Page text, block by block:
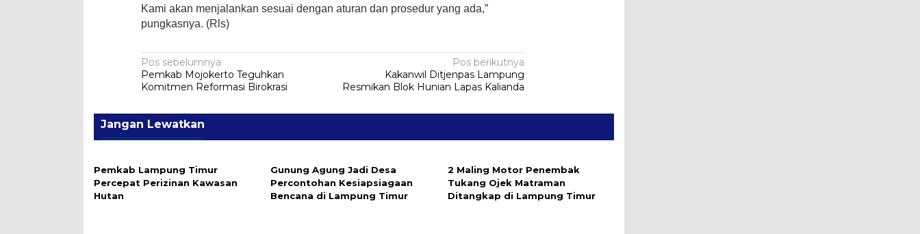
Kami akan menjalankan sesuai dengan aturan dan prosedur yang ada,”
pungkasnya. (Rls)
Navigasi
pos
Pos sebelumnya
Pemkab Mojokerto Teguhkan
Komitmen Reformasi Birokrasi
Pos berikutnya
Kakanwil Ditjenpas Lampung
Resmikan Blok Hunian Lapas Kalianda
Jangan Lewatkan
Pemkab Lampung Timur
Percepat Perizinan Kawasan
Hutan
Gunung Agung Jadi Desa
Percontohan Kesiapsiagaan
Bencana di Lampung Timur
2 Maling Motor Penembak
Tukang Ojek Matraman
Ditangkap di Lampung Timur